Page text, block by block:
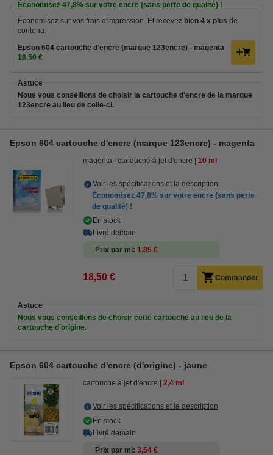
Économisez 47,8% sur votre encre (sans perte de qualité) !
Économisez sur vos frais d'impression. Et recevez bien 4 x plus de
contenu.
Epson 604 cartouche d'encre (marque 123encre) - magenta
18,50 €
Astuce
Nous vous conseillons de choisir la cartouche d'encre de la marque
123encre au lieu de celle-ci.
Epson 604 cartouche d'encre (marque 123encre) - magenta
magenta cartouche à jet d'encre 10 ml
Voir les spécifications et la description
Économisez 47,8% sur votre encre (sans perte
de qualité) !
En stock
Livré demain
Prix par ml
1,85 €
18,50 € Commander
Astuce
Nous vous conseillons de choisir cette cartouche au lieu de la
cartouche d'origine.
Epson 604 cartouche d'encre (d'origine) - jaune
cartouche à jet d'encre 2,4 ml
Voir les spécifications et la description
En stock
Livré demain
Prix par ml
3,54 €